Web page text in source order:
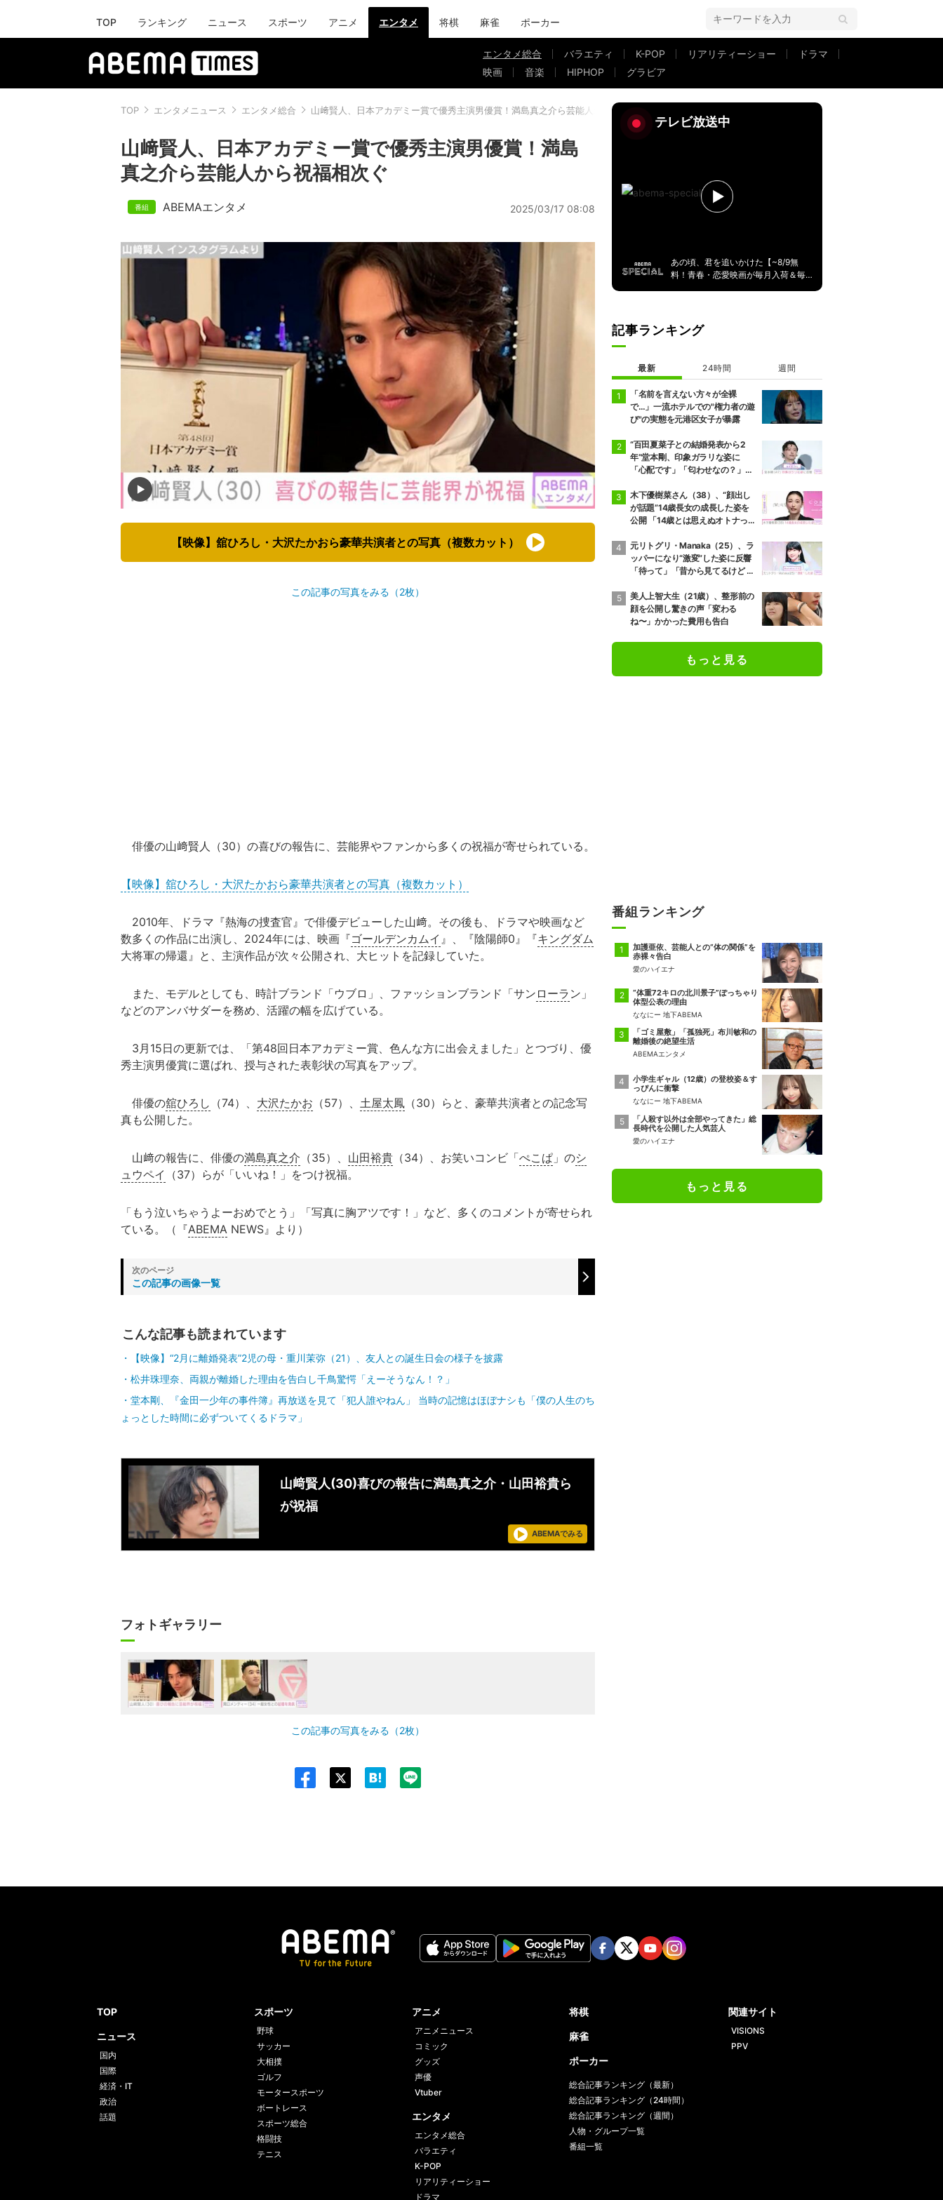
TOP ランキング ニュース スポーツ アニメ エンタメ 将棋 麻雀 ポーカー
エンタメ総合 バラエティ K-POP リアリティーショー
ドラマ
映画
音楽 HIPHOP グラビア
TOP エンタメニュース エンタメ総合 山﨑賢人、日本アカデミー賞で優秀主演男優賞！満島真之介ら芸能人から祝福相次ぐ
山﨑賢人、日本アカデミー賞で優秀主演男優賞！満島
真之介ら芸能人から祝福相次ぐ
ABEMAエンタメ 2025/03/17 08:08
【映像】舘ひろし・大沢たかおら豪華共演者との写真（複数カット）
この記事の写真をみる（2枚）
俳優の山﨑賢人（30）の喜びの報告に、芸能界やファンから多くの祝福が寄せられている。
【映像】舘ひろし・大沢たかおら豪華共演者との写真（複数カット）
2010年、ドラマ『熱海の捜査官』で俳優デビューした山﨑。その後も、ドラマや映画など
数多くの作品に出演し、2024年には、映画『ゴールデンカムイ 』、『陰陽師0』『キングダム
大将軍の帰還』と、主演作品が次々公開され、大ヒットを記録していた。
また、モデルとしても、時計ブランド「ウブロ」、ファッションブランド「サン ローラ ン」
などのアンバサダーを務め、活躍の幅を広げている。
3月15日の更新では、「第48回日本アカデミー賞、色んな方に出会えました」とつづり、優
秀主演男優賞に選ばれ、授与された表彰状の写真をアップ。
俳優の舘ひろし （74）、 大沢たかお （57）、 土屋太鳳 （30）らと、豪華共演者との記念写
真も公開した。
山﨑の報告に、俳優の満島真之介 （35）、 山田裕貴 （34）、お笑いコンビ「ぺこぱ 」のシ
ュウペイ
（37）らが「いいね！」をつけ祝福。
「もう泣いちゃうよーおめでとう」「写真に胸アツです！」など、多くのコメントが寄せられ
ている。（『ABEMA NEWS』より）
この記事の画像一覧
こんな記事も読まれています
【映像】“2月に離婚発表”2児の母・重川茉弥（21）、友人との誕生日会の様子を披露
松井珠理奈、両親が離婚した理由を告白し千鳥驚愕「えーそうなん！？」
堂本剛、『金田一少年の事件簿』再放送を見て「犯人誰やねん」 当時の記憶はほぼナシも「僕の人生のち
ょっとした時間に必ずついてくるドラマ」
山﨑賢人(30)喜びの報告に満島真之介・山田裕貴ら
が祝福
ABEMAでみる
フォトギャラリー
この記事の写真をみる（2枚）
テレビ放送中
あの頃、君を追いかけた【~8/9無
料！青春・恋愛映画が毎月入荷＆毎
記事ランキング
最新 24時間 週間
「名前を言えない方々が全裸
で…」一流ホテルでの"権力者の遊
び"の実態を元港区女子が暴露
“百田夏菜子との結婚発表から2
年”堂本剛、印象ガラリな姿に
「心配です」「匂わせなの？」な
木下優樹菜さん（38）、“顔出し
が話題”14歳長女の成長した姿を
公開 「14歳とは思えぬオトナっぽ
ぎる」など反響
元リトグリ・Manaka（25）、ラ
ッパーになり“激変”した姿に反響
「待って」「昔から見てるけど 最
美人上智大生（21歳）、整形前の
顔を公開し驚きの声「変わる
ね〜」かかった費用も告白
もっと見る
番組ランキング
加護亜依、芸能人との“体の関係”を
赤裸々告白
愛のハイエナ
“体重72キロの北川景子”ぽっちゃり
体型公表の理由
ななにー 地下ABEMA
「ゴミ屋敷」「孤独死」布川敏和の
離婚後の絶望生活
ABEMAエンタメ
小学生ギャル（12歳）の登校姿＆す
っぴんに衝撃
ななにー 地下ABEMA
「人殺す以外は全部やってきた」総
長時代を公開した人気芸人
愛のハイエナ
もっと見る
TOP
ニュース
国内
国際
経済・IT
政治
話題
スポーツ
野球
サッカー
大相撲
ゴルフ
モータースポーツ
ボートレース
スポーツ総合
格闘技
テニス
アニメ
アニメニュース
コミック
グッズ
声優
Vtuber
エンタメ
エンタメ総合
バラエティ
K-POP
リアリティーショー
ドラマ
将棋
麻雀
ポーカー
総合記事ランキング（最新）
総合記事ランキング（24時間）
総合記事ランキング（週間）
人物・グループ一覧
番組一覧
関連サイト
VISIONS
PPV